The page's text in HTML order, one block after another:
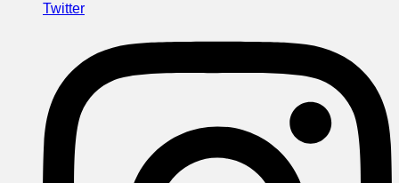
Twitter